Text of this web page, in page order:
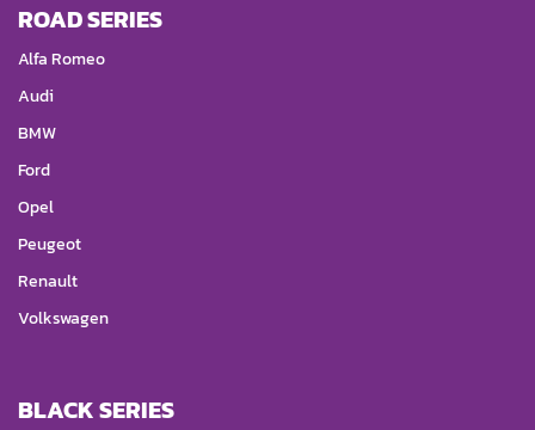
ROAD SERIES
Alfa Romeo
Audi
BMW
Ford
Opel
Peugeot
Renault
Volkswagen
BLACK SERIES